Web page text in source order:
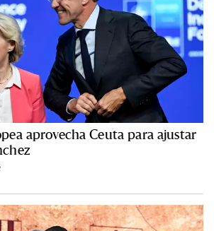
aprovecha Ceuta para ajustar